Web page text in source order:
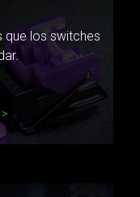
que los switches